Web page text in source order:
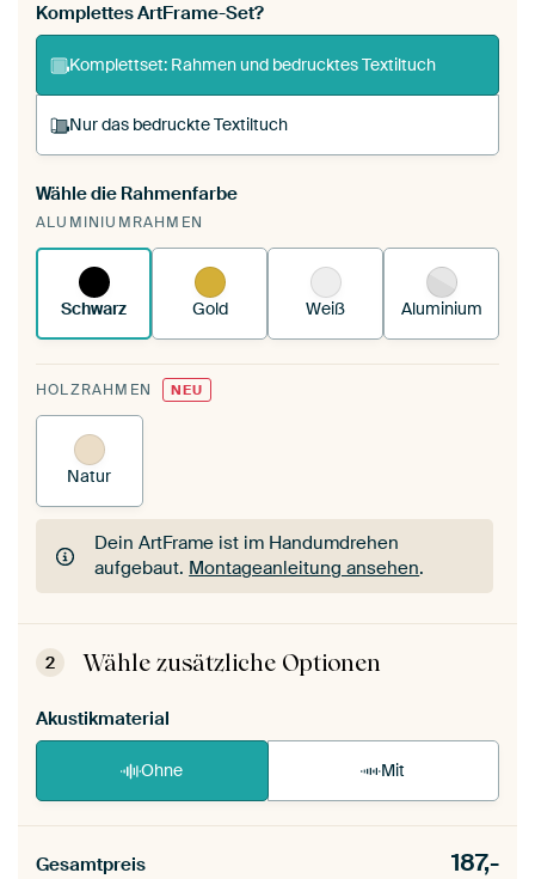
Komplettes ArtFrame-Set?
Komplettset: Rahmen und bedrucktes Textiltuch
Nur das bedruckte Textiltuch
Du spannst einen wechselbaren Textiltuch in
deinen vorhandenen ArtFrame™.
funktioniert es.
Wähle die Rahmenfarbe
ALUMINIUMRAHMEN
Schwarz Gold Weiß Aluminium
HOLZRAHMEN NEU
Natur
Dein ArtFrame ist im Handumdrehen
aufgebaut. Montageanleitung ansehen.
Dein ArtFrame ist im Handumdrehen
aufgebaut.Montageanleitung ansehen
2 Wähle zusätzliche Optionen
Akustikmaterial
Ohne Mit
Gesamtpreis 187,-